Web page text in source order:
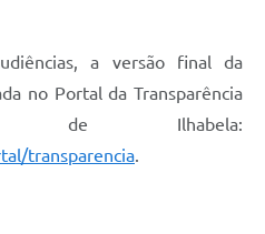
a versão final da
no Portal da Transparência
de Ilhabela:
transparencia